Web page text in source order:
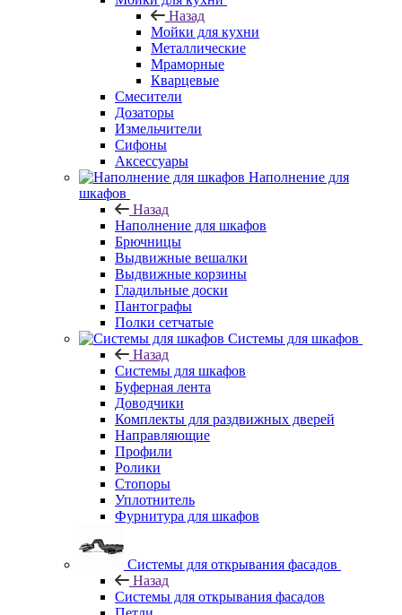
Назад
Мойки для кухни
Металлические
Мраморные
Кварцевые
Смесители
Дозаторы
Измельчители
Сифоны
Аксессуары
Наполнение для
шкафов
Назад
Наполнение для шкафов
Брючницы
Выдвижные вешалки
Выдвижные корзины
Гладильные доски
Пантографы
Полки сетчатые
Системы для шкафов
Назад
Системы для шкафов
Буферная лента
Доводчики
Комплекты для раздвижных дверей
Направляющие
Профили
Ролики
Стопоры
Уплотнитель
Фурнитура для шкафов
Системы для открывания фасадов
Назад
Системы для открывания фасадов